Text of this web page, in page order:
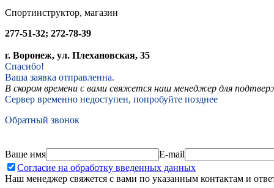
Спортинструктор, магазин
277-51-32; 272-78-39
г. Воронеж, ул. Плехановская, 35
Спасибо!
Ваша заявка отправленна.
В скором времени с вами свяжется наш менеджер для
Сервер временно недоступен, попробуйте позднее
Обратный звонок
Ваше имя
E-mail
Согласие на обработку введенных данных
Наш менеджер свяжется с вами по указанным контактам и